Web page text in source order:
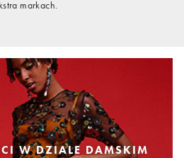
markach.
W DZIALE DAMSKIM